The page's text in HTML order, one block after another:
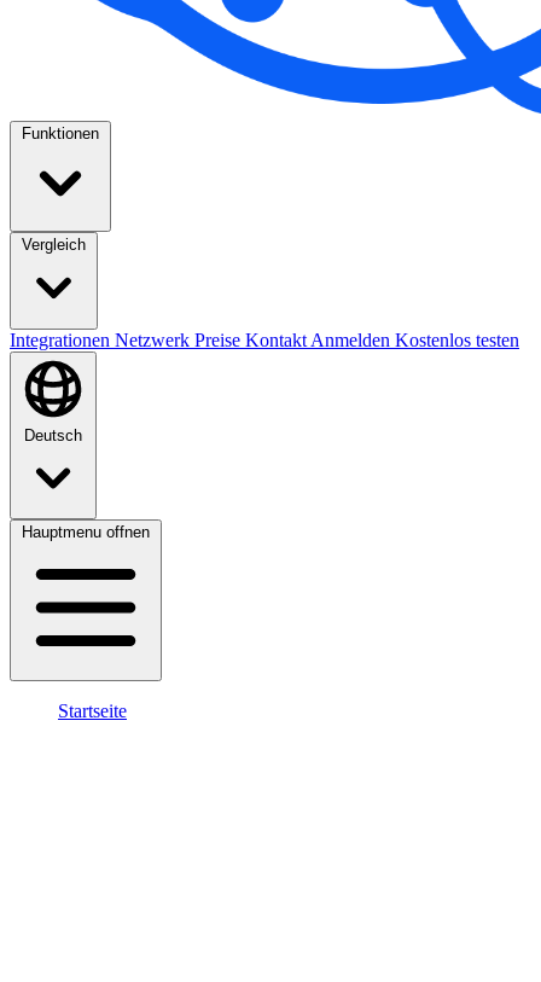
Funktionen
Vergleich
Integrationen Netzwerk Preise Kontakt Anmelden Kostenlos testen
Deutsch
Hauptmenu offnen
Startseite